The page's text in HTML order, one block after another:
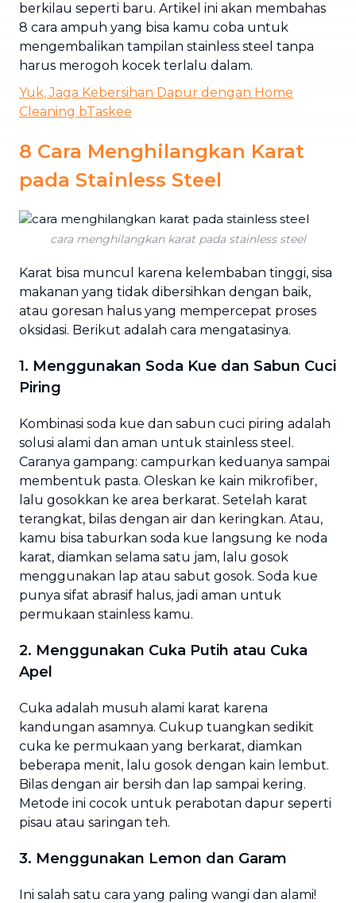
berkilau seperti baru. Artikel ini akan membahas
8 cara ampuh yang bisa kamu coba untuk
mengembalikan tampilan stainless steel tanpa
harus merogoh kocek terlalu dalam.
Yuk, Jaga Kebersihan Dapur dengan Home
Cleaning bTaskee
8 Cara Menghilangkan Karat
pada Stainless Steel
cara menghilangkan karat pada stainless steel
Karat bisa muncul karena kelembaban tinggi, sisa
makanan yang tidak dibersihkan dengan baik,
atau goresan halus yang mempercepat proses
oksidasi. Berikut adalah cara mengatasinya.
1. Menggunakan Soda Kue dan Sabun Cuci
Piring
Kombinasi soda kue dan sabun cuci piring adalah
solusi alami dan aman untuk stainless steel.
Caranya gampang: campurkan keduanya sampai
membentuk pasta. Oleskan ke kain mikrofiber,
lalu gosokkan ke area berkarat. Setelah karat
terangkat, bilas dengan air dan keringkan. Atau,
kamu bisa taburkan soda kue langsung ke noda
karat, diamkan selama satu jam, lalu gosok
menggunakan lap atau sabut gosok. Soda kue
punya sifat abrasif halus, jadi aman untuk
permukaan stainless kamu.
2. Menggunakan Cuka Putih atau Cuka
Apel
Cuka adalah musuh alami karat karena
kandungan asamnya. Cukup tuangkan sedikit
cuka ke permukaan yang berkarat, diamkan
beberapa menit, lalu gosok dengan kain lembut.
Bilas dengan air bersih dan lap sampai kering.
Metode ini cocok untuk perabotan dapur seperti
pisau atau saringan teh.
3. Menggunakan Lemon dan Garam
Ini salah satu cara yang paling wangi dan alami!